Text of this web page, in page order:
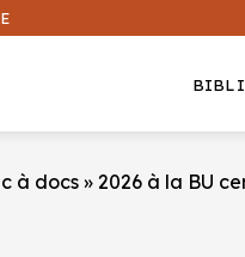
à docs » 2026 à la BU